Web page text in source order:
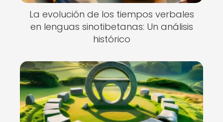
La evolución de los tiempos verbales
en lenguas sinotibetanas: Un análisis
histórico